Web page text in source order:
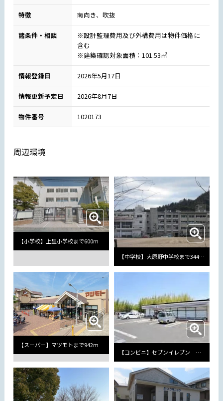
特徴 南向き、吹抜
諸条件・相談
※設計監理費用及び外構費用は物件価格に
含む
※建築確認対象面積：101.53㎡
情報登録日 2026年5月17日
情報更新予定日 2026年8月7日
物件番号 1020173
周辺環境
【小学校】上里小学校まで600m
【中学校】大原野中学校まで344m
【スーパー】マツモトまで942m
【コンビニ】セブンイレブン 長岡京西ノ口店まで858m